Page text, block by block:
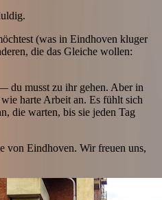
(was in Eindhoven kluger
die das Gleiche wollen:
du musst zu ihr gehen. Aber in
harte Arbeit an. Es fühlt sich
die warten, bis sie jeden Tag
von Eindhoven. Wir freuen uns,